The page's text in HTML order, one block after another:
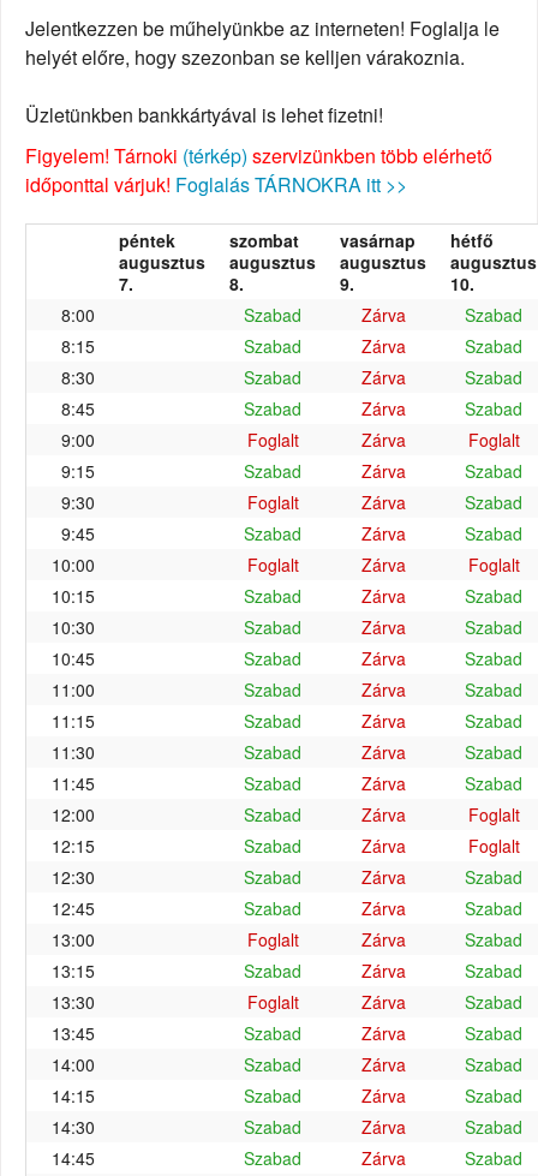
Jelentkezzen be műhelyünkbe az interneten! Foglalja le
helyét előre, hogy szezonban se kelljen várakoznia.
Üzletünkben bankkártyával is lehet fizetni!
Figyelem! Tárnoki (térkép) szervizünkben több elérhető
időponttal várjuk! Foglalás TÁRNOKRA itt >>
péntek
augusztus
7.
szombat
augusztus
8.
vasárnap
augusztus
9.
hétfő
augusztus
10.
8:00
Szabad Zárva
Szabad
8:15
Szabad Zárva
Szabad
8:30
Szabad Zárva
Szabad
8:45
Szabad Zárva
Szabad
9:00
Foglalt Zárva
Foglalt
9:15
Szabad Zárva
Szabad
9:30
Foglalt Zárva
Szabad
9:45
Szabad Zárva
Szabad
10:00
Foglalt Zárva
Foglalt
10:15
Szabad Zárva
Szabad
10:30
Szabad Zárva
Szabad
10:45
Szabad Zárva
Szabad
11:00
Szabad Zárva
Szabad
11:15
Szabad Zárva
Szabad
11:30
Szabad Zárva
Szabad
11:45
Szabad Zárva
Szabad
12:00
Szabad Zárva
Foglalt
12:15
Szabad Zárva
Foglalt
12:30
Szabad Zárva
Szabad
12:45
Szabad Zárva
Szabad
13:00
Foglalt Zárva
Szabad
13:15
Szabad Zárva
Szabad
13:30
Foglalt Zárva
Szabad
13:45
Szabad Zárva
Szabad
14:00
Szabad Zárva
Szabad
14:15
Szabad Zárva
Szabad
14:30
Szabad Zárva
Szabad
14:45
Szabad Zárva
Szabad